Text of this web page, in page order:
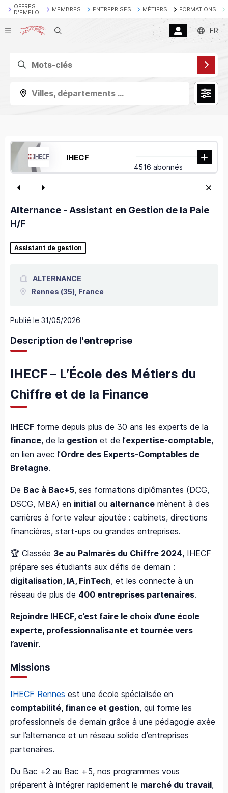
OFFRES
D'EMPLOI
MEMBRES ENTREPRISES MÉTIERS FORMATIONS
Recherche FR
Villes, départements ...
IHECF
4516 abonnés
Alternance - Assistant en Gestion de la Paie
H/F
Assistant de gestion
ALTERNANCE
Rennes (35), France
Publié le 31/05/2026
Description de l'entreprise
IHECF – L’École des Métiers du
Chiffre et de la Finance
IHECF forme depuis plus de 30 ans les experts de la
finance, de la gestion et de l’expertise-comptable,
en lien avec l’Ordre des Experts-Comptables de
Bretagne.
De Bac à Bac+5, ses formations diplômantes (DCG,
DSCG, MBA) en initial ou alternance mènent à des
carrières à forte valeur ajoutée : cabinets, directions
financières, start-ups ou grandes entreprises.
🏆 Classée 3e au Palmarès du Chiffre 2024, IHECF
prépare ses étudiants aux défis de demain :
digitalisation, IA, FinTech, et les connecte à un
réseau de plus de 400 entreprises partenaires.
Rejoindre IHECF, c’est faire le choix d’une école
experte, professionnalisante et tournée vers
l’avenir.
Missions
IHECF Rennes est une école spécialisée en
comptabilité, finance et gestion, qui forme les
professionnels de demain grâce à une pédagogie axée
sur l’alternance et un réseau solide d’entreprises
partenaires.
Du Bac +2 au Bac +5, nos programmes vous
préparent à intégrer rapidement le marché du travail,